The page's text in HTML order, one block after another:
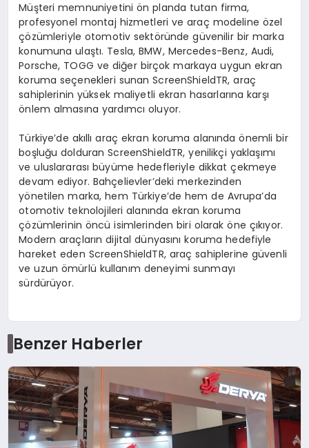
Müşteri memnuniyetini ön planda tutan firma,
profesyonel montaj hizmetleri ve araç modeline özel
çözümleriyle otomotiv sektöründe güvenilir bir marka
konumuna ulaştı. Tesla, BMW, Mercedes-Benz, Audi,
Porsche, TOGG ve diğer birçok markaya uygun ekran
koruma seçenekleri sunan ScreenShieldTR, araç
sahiplerinin yüksek maliyetli ekran hasarlarına karşı
önlem almasına yardımcı oluyor.
Türkiye’de akıllı araç ekran koruma alanında önemli bir
boşluğu dolduran ScreenShieldTR, yenilikçi yaklaşımı
ve uluslararası büyüme hedefleriyle dikkat çekmeye
devam ediyor. Bahçelievler’deki merkezinden
yönetilen marka, hem Türkiye’de hem de Avrupa’da
otomotiv teknolojileri alanında ekran koruma
çözümlerinin öncü isimlerinden biri olarak öne çıkıyor.
Modern araçların dijital dünyasını koruma hedefiyle
hareket eden ScreenShieldTR, araç sahiplerine güvenli
ve uzun ömürlü kullanım deneyimi sunmayı
sürdürüyor.
Benzer Haberler